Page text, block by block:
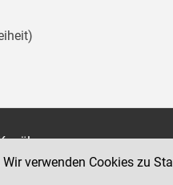
des BMJverwenden Cookies zu